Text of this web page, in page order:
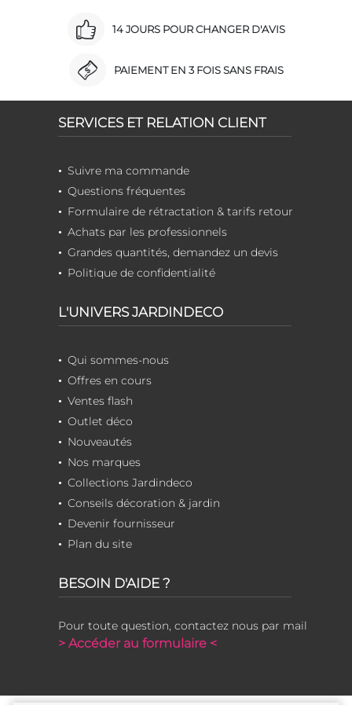
14 JOURS POUR CHANGER D'AVIS
PAIEMENT EN 3 FOIS SANS FRAIS
SERVICES ET RELATION CLIENT
Suivre ma commande
Questions fréquentes
Formulaire de rétractation & tarifs retour
Achats par les professionnels
Grandes quantités, demandez un devis
Politique de confidentialité
L'UNIVERS JARDINDECO
Qui sommes-nous
Offres en cours
Ventes flash
Outlet déco
Nouveautés
Nos marques
Collections Jardindeco
Conseils décoration & jardin
Devenir fournisseur
Plan du site
BESOIN D'AIDE ?
Pour toute question, contactez nous par mail
> Accéder au formulaire <